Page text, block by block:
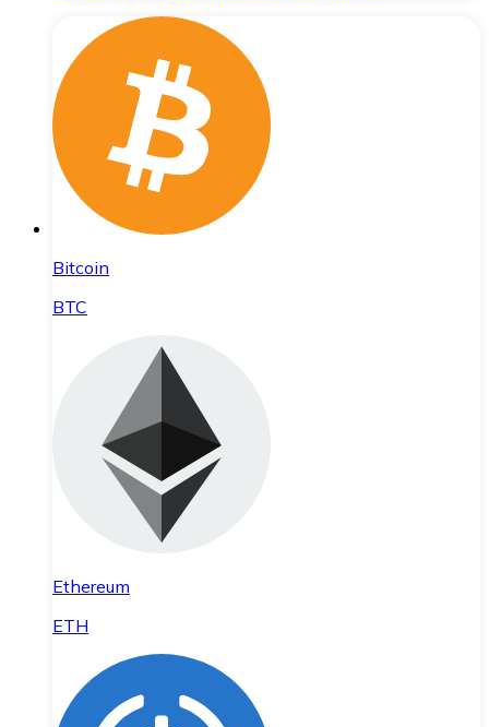
Bitcoin
BTC
Ethereum
ETH